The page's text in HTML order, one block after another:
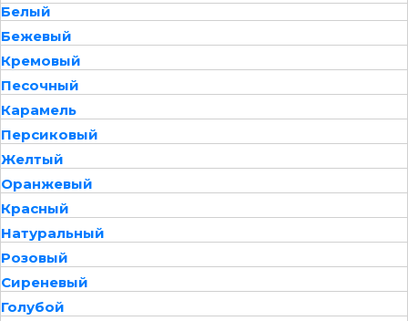
Белый
Бежевый
Кремовый
Песочный
Карамель
Персиковый
Желтый
Оранжевый
Красный
Натуральный
Розовый
Сиреневый
Голубой